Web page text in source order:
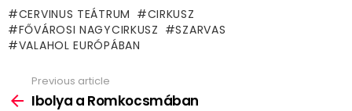
CERVINUS TEÁTRUM
CIRKUSZ
FŐVÁROSI NAGYCIRKUSZ
SZARVAS
VALAHOL EURÓPÁBAN
more
Previous article
Ibolya a Romkocsmában